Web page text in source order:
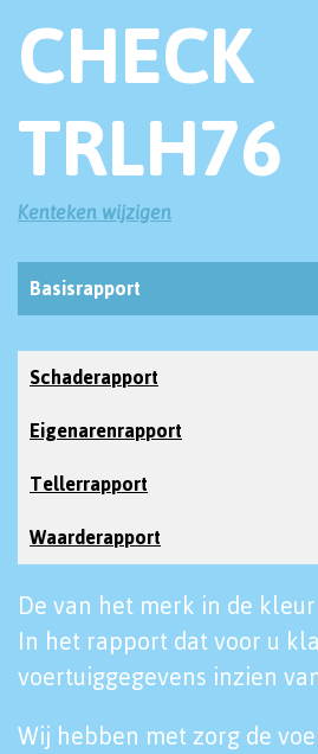
CHECK
TRLH76
Kenteken wijzigen
Basisrapport
Schaderapport
Eigenarenrapport
Tellerrapport
Waarderapport
De van het merk in de
In het rapport dat voor u
voertuiggegevens inzien
Wij hebben met zorg de